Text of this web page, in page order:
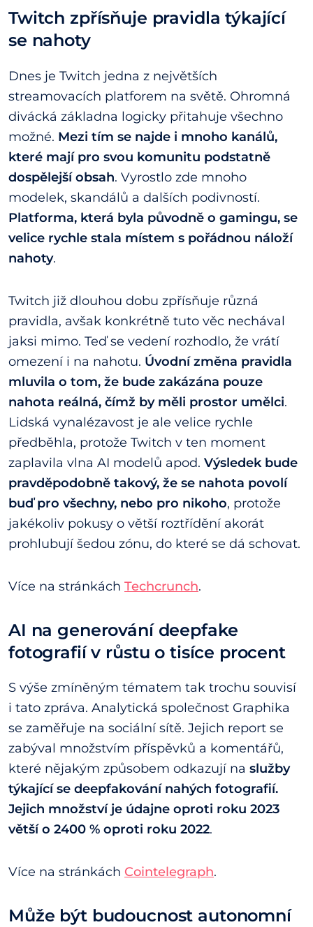
Twitch zpřísňuje pravidla týkající
se nahoty
Dnes je Twitch jedna z největších
streamovacích platforem na světě. Ohromná
divácká základna logicky přitahuje všechno
možné. Mezi tím se najde i mnoho kanálů,
které mají pro svou komunitu podstatně
dospělejší obsah. Vyrostlo zde mnoho
modelek, skandálů a dalších podivností.
Platforma, která byla původně o gamingu, se
velice rychle stala místem s pořádnou náloží
nahoty.
Twitch již dlouhou dobu zpřísňuje různá
pravidla, avšak konkrétně tuto věc nechával
jaksi mimo. Teď se vedení rozhodlo, že vrátí
omezení i na nahotu. Úvodní změna pravidla
mluvila o tom, že bude zakázána pouze
nahota reálná, čímž by měli prostor umělci.
Lidská vynalézavost je ale velice rychle
předběhla, protože Twitch v ten moment
zaplavila vlna AI modelů apod. Výsledek bude
pravděpodobně takový, že se nahota povolí
buď pro všechny, nebo pro nikoho, protože
jakékoliv pokusy o větší roztřídění akorát
prohlubují šedou zónu, do které se dá schovat.
Více na stránkách Techcrunch.
AI na generování deepfake
fotografií v růstu o tisíce procent
S výše zmíněným tématem tak trochu souvisí
i tato zpráva. Analytická společnost Graphika
se zaměřuje na sociální sítě. Jejich report se
zabýval množstvím příspěvků a komentářů,
které nějakým způsobem odkazují na služby
týkající se deepfakování nahých fotografií.
Jejich množství je údajne oproti roku 2023
větší o 2400 % oproti roku 2022.
Více na stránkách Cointelegraph.
Může být budoucnost autonomní